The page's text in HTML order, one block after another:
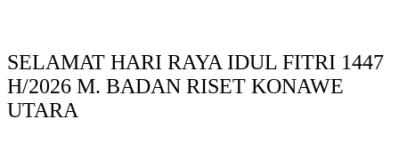
SELAMAT HARI RAYA IDUL FITRI 1447
H/2026 M. BADAN RISET KONAWE
UTARA